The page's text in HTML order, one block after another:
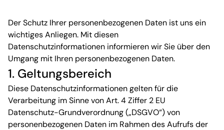
Der Schutz Ihrer personenbezogenen Daten ist uns ein
wichtiges Anliegen. Mit diesen
Datenschutzinformationen informieren wir Sie über den
Umgang mit Ihren personenbezogenen Daten.
1. Geltungsbereich
Diese Datenschutzinformationen gelten für die
Verarbeitung im Sinne von Art. 4 Ziffer 2 EU
Datenschutz-Grundverordnung („DSGVO“) von
personenbezogenen Daten im Rahmen des Aufrufs der